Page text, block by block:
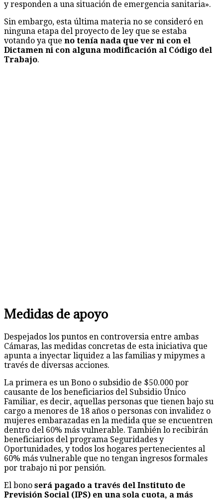
y responden a una situación de emergencia sanitaria».
Sin embargo, esta última materia no se consideró en
ninguna etapa del proyecto de ley que se estaba
votando ya que no tenía nada que ver ni con el
Dictamen ni con alguna modificación al Código del
Trabajo.
Medidas de apoyo
Despejados los puntos en controversia entre ambas
Cámaras, las medidas concretas de esta iniciativa que
apunta a inyectar liquidez a las familias y mipymes a
través de diversas acciones.
La primera es un Bono o subsidio de $50.000 por
causante de los beneficiarios del Subsidio Único
Familiar, es decir, aquellas personas que tienen bajo su
cargo a menores de 18 años o personas con invalidez o
mujeres embarazadas en la medida que se encuentren
dentro del 60% más vulnerable. También lo recibirán
beneficiarios del programa Seguridades y
Oportunidades, y todos los hogares pertenecientes al
60% más vulnerable que no tengan ingresos formales
por trabajo ni por pensión.
El bono será pagado a través del Instituto de
Previsión Social (IPS) en una sola cuota, a más